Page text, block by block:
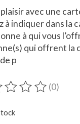
avec une
à indiquer dans la
à qui vous
qui offrent la
p
est évalué à
(0)